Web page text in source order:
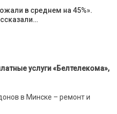
в среднем на 45%».
услуги «Белтелекома»,
в Минске – ремонт и